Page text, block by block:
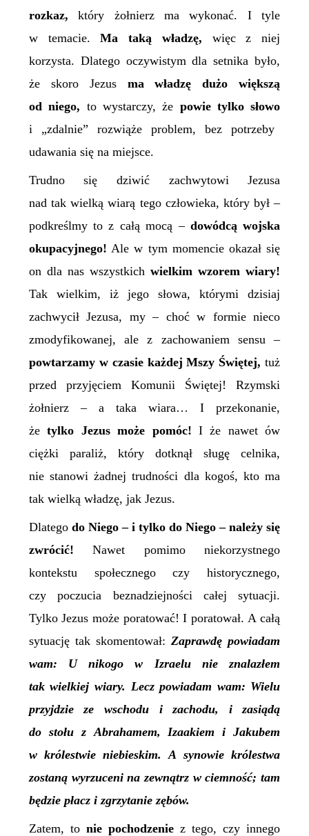
rozkaz, który żołnierz ma wykonać. I tyle
w temacie.Ma taką władzę, więc z niej
korzysta. Dlatego oczywistym dla setnika było,
że skoro Jezus ma władzę dużo większą
od niego, to wystarczy, że powie tylko słowo
i „zdalnie” rozwiąże problem, bez potrzeby
udawania się na miejsce.
Trudno się dziwić zachwytowi Jezusa
nad tak wielką wiarą tego człowieka, który był –
podkreślmy to z całą mocą – dowódcą wojska
okupacyjnego! Ale w tym momencie okazał się
on dla nas wszystkich wielkim wzorem wiary!
Tak wielkim, iż jego słowa, którymi dzisiaj
zachwycił Jezusa, my – choć w formie nieco
zmodyfikowanej, ale z zachowaniem sensu –
powtarzamy w czasie każdej Mszy Świętej, tuż
przed przyjęciem Komunii Świętej! Rzymski
żołnierz – a taka wiara… I przekonanie,
żetylko Jezus może pomóc! I że nawet ów
ciężki paraliż, który dotknął sługę celnika,
nie stanowi żadnej trudności dla kogoś, kto ma
tak wielką władzę, jak Jezus.
Dlatego do Niego – i tylko do Niego – należy się
zwrócić! Nawet pomimo niekorzystnego
kontekstu społecznego czy historycznego,
czy poczucia beznadziejności całej sytuacji.
Tylko Jezus może poratować! I poratował. A całą
sytuację tak skomentował:Zaprawdę powiadam
wam: U nikogo w Izraelu nie znalazłem
tak wielkiej wiary. Lecz powiadam wam: Wielu
przyjdzie ze wschodu izachodu, i zasiądą
do stołu z Abrahamem, Izaakiem i Jakubem
w królestwie niebieskim. A synowie królestwa
zostaną wyrzuceni na zewnątrz w ciemność; tam
będzie płacz i zgrzytanie zębów.
Zatem, to nie pochodzeniez tego, czy innego